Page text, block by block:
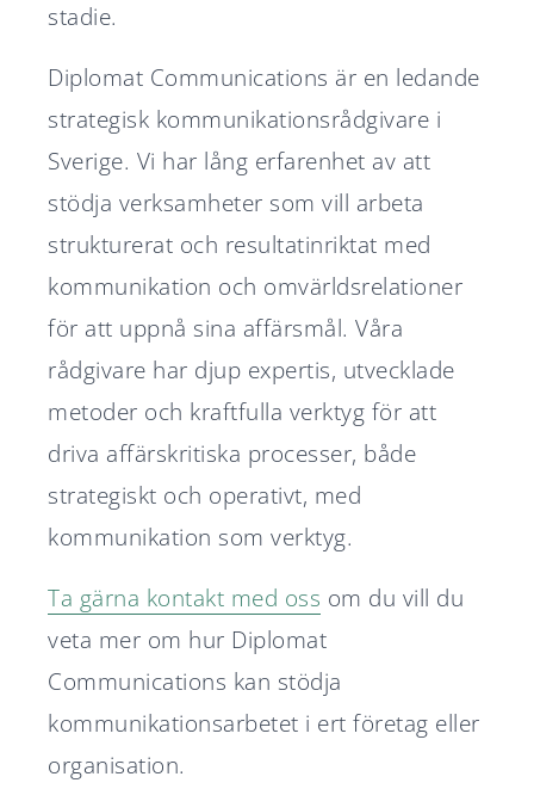
stadie.
Diplomat Communications är en ledande
strategisk kommunikationsrådgivare i
Sverige. Vi har lång erfarenhet av att
stödja verksamheter som vill arbeta
strukturerat och resultatinriktat med
kommunikation och omvärldsrelationer
för att uppnå sina affärsmål. Våra
rådgivare har djup expertis, utvecklade
metoder och kraftfulla verktyg för att
driva affärskritiska processer, både
strategiskt och operativt, med
kommunikation som verktyg.
Ta gärna kontakt med oss om du vill du
veta mer om hur Diplomat
Communications kan stödja
kommunikationsarbetet i ert företag eller
organisation.